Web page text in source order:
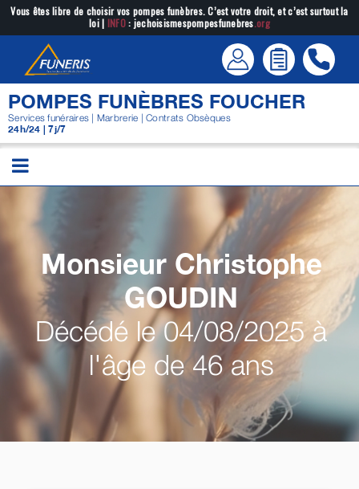
Passer
contenu
Vous êtes libre de choisir vos pompes funèbres. C’est votre droit, et c’est surtout la
loi | INFO: jechoisismespompesfunebres.org
POMPES FUNÈBRES FOUCHER
Services funéraires | Marbrerie | Contrats Obsèques
24h/24 | 7j/7
Monsieur Christophe
GOUDIN
Décédé le 04/08/2025 à
l'âge de 46 ans